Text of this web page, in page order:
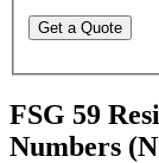
FSG 59
Numbers